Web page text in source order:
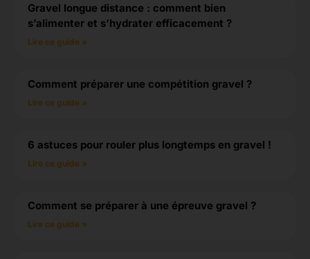
Gravel longue distance : comment bien
s’alimenter et s’hydrater efficacement ?
Lire ce guide »
Comment préparer une compétition gravel ?
Lire ce guide »
6 astuces pour rouler plus longtemps en gravel !
Lire ce guide »
Comment se préparer à une épreuve gravel ?
Lire ce guide »